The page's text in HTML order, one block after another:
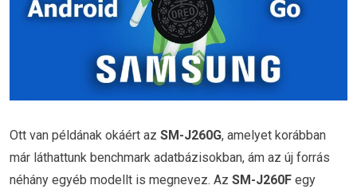
Ott van példának okáért az SM-J260G, amelyet korábban
már láthattunk benchmark adatbázisokban, ám az új forrás
néhány egyéb modellt is megnevez. Az SM-J260F egy